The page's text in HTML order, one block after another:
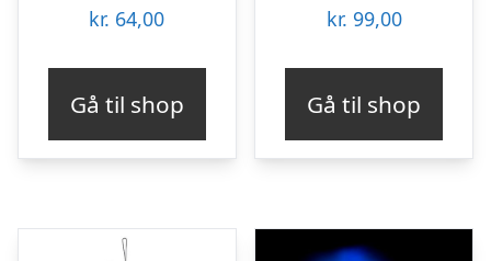
kr. 64,00
Gå til shop
kr. 99,00
Gå til shop